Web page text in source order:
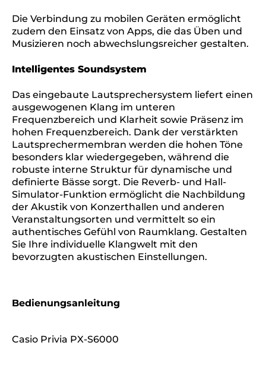
Die Verbindung zu mobilen Geräten ermöglicht
zudem den Einsatz von Apps, die das Üben und
Musizieren noch abwechslungsreicher gestalten.
Intelligentes Soundsystem
Das eingebaute Lautsprechersystem liefert einen
ausgewogenen Klang im unteren
Frequenzbereich und Klarheit sowie Präsenz im
hohen Frequenzbereich. Dank der verstärkten
Lautsprechermembran werden die hohen Töne
besonders klar wiedergegeben, während die
robuste interne Struktur für dynamische und
definierte Bässe sorgt. Die Reverb- und Hall-
Simulator-Funktion ermöglicht die Nachbildung
der Akustik von Konzerthallen und anderen
Veranstaltungsorten und vermittelt so ein
authentisches Gefühl von Raumklang. Gestalten
Sie Ihre individuelle Klangwelt mit den
bevorzugten akustischen Einstellungen.
Bedienungsanleitung
Casio Privia PX-S6000